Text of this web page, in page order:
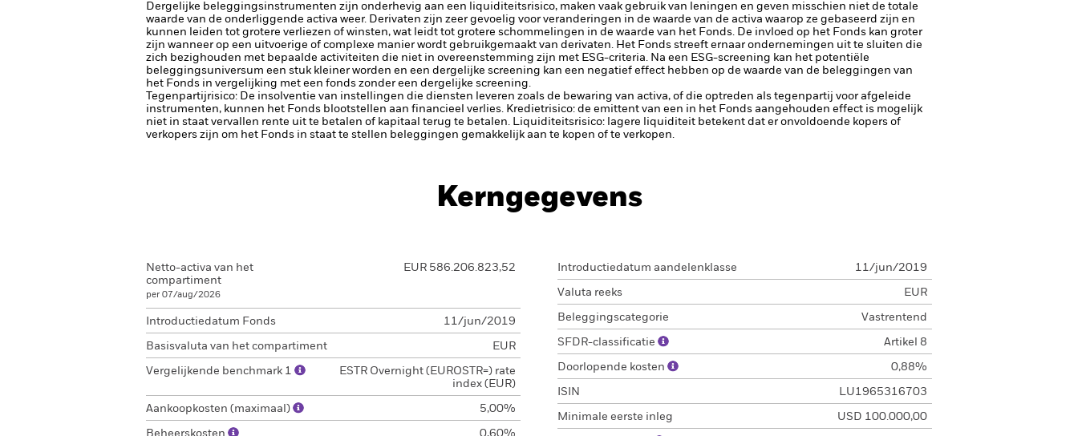
Dergelijke beleggingsinstrumenten zijn onderhevig aan een liquiditeitsrisico, maken vaak gebruik van leningen en geven misschien niet de totale
waarde van de onderliggende activa weer. Derivaten zijn zeer gevoelig voor veranderingen in de waarde van de activa waarop ze gebaseerd zijn en
kunnen leiden tot grotere verliezen of winsten, wat leidt tot grotere schommelingen in de waarde van het Fonds. De invloed op het Fonds kan groter
zijn wanneer op een uitvoerige of complexe manier wordt gebruikgemaakt van derivaten. Het Fonds streeft ernaar ondernemingen uit te sluiten die
zich bezighouden met bepaalde activiteiten die niet in overeenstemming zijn met ESG-criteria. Na een ESG-screening kan het potentiële
beleggingsuniversum een stuk kleiner worden en een dergelijke screening kan een negatief effect hebben op de waarde van de beleggingen van
het Fonds in vergelijking met een fonds zonder een dergelijke screening.
Tegenpartijrisico: De insolventie van instellingen die diensten leveren zoals de bewaring van activa, of die optreden als tegenpartij voor afgeleide
instrumenten, kunnen het Fonds blootstellen aan financieel verlies. Kredietrisico: de emittent van een in het Fonds aangehouden effect is mogelijk
niet in staat vervallen rente uit te betalen of kapitaal terug te betalen. Liquiditeitsrisico: lagere liquiditeit betekent dat er onvoldoende kopers of
verkopers zijn om het Fonds in staat te stellen beleggingen gemakkelijk aan te kopen of te verkopen.
Kerngegevens
Netto-activa van het
compartiment
per 07/aug/2026
EUR 586.206.823,52
Introductiedatum Fonds 11/jun/2019
Basisvaluta van het compartiment EUR
Vergelijkende benchmark 1
ESTR Overnight (EUROSTR=) rate
index (EUR)
Aankoopkosten (maximaal) 5,00%
Beheerskosten 0,60%
Introductiedatum aandelenklasse 11/jun/2019
Valuta reeks EUR
Beleggingscategorie Vastrentend
SFDR-classificatie Artikel 8
Doorlopende kosten 0,88%
ISIN LU1965316703
Minimale eerste inleg USD 100.000,00